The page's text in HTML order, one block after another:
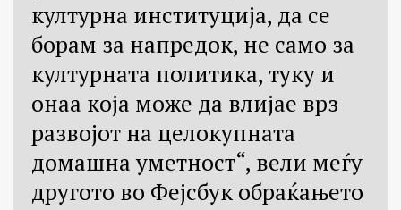
културна институција, да се
борам за напредок, не само за
културната политика, туку и
онаа која може да влијае врз
развојот на целокупната
домашна уметност“, вели меѓу
другото во Фејсбук обраќањето